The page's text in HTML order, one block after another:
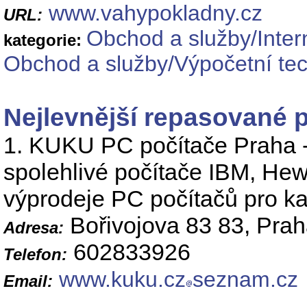
URL: www.vahypokladny.cz
kategorie: Obchod a služby/
Obchod a služby/Výpočetní
Nejlevnější repasované
1. KUKU PC počítače
spolehlivé počítače IBM,
výprodeje PC počítačů pro
Adresa: Bořivojova 83 83,
Telefon: 602833926
Email: www.kuku.cz seznam.cz